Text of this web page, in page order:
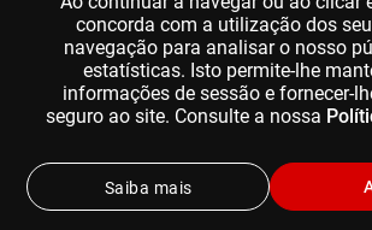
concorda com a utilização dos
navegação para analisar o nosso
estatísticas. Isto permite-lhe
informações de sessão e fornecer-
seguro ao site. Consulte a nossa
Saiba mais